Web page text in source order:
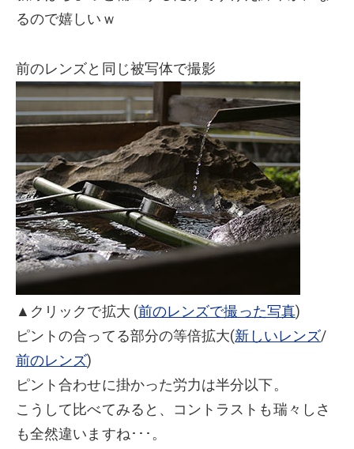
るので嬉しいｗ
前のレンズと同じ被写体で撮影
▲クリックで拡大 (前のレンズで撮った写真)
ピントの合ってる部分の等倍拡大(新しいレンズ/
前のレンズ)
ピント合わせに掛かった労力は半分以下。
こうして比べてみると、コントラストも瑞々しさ
も全然違いますね･･･。